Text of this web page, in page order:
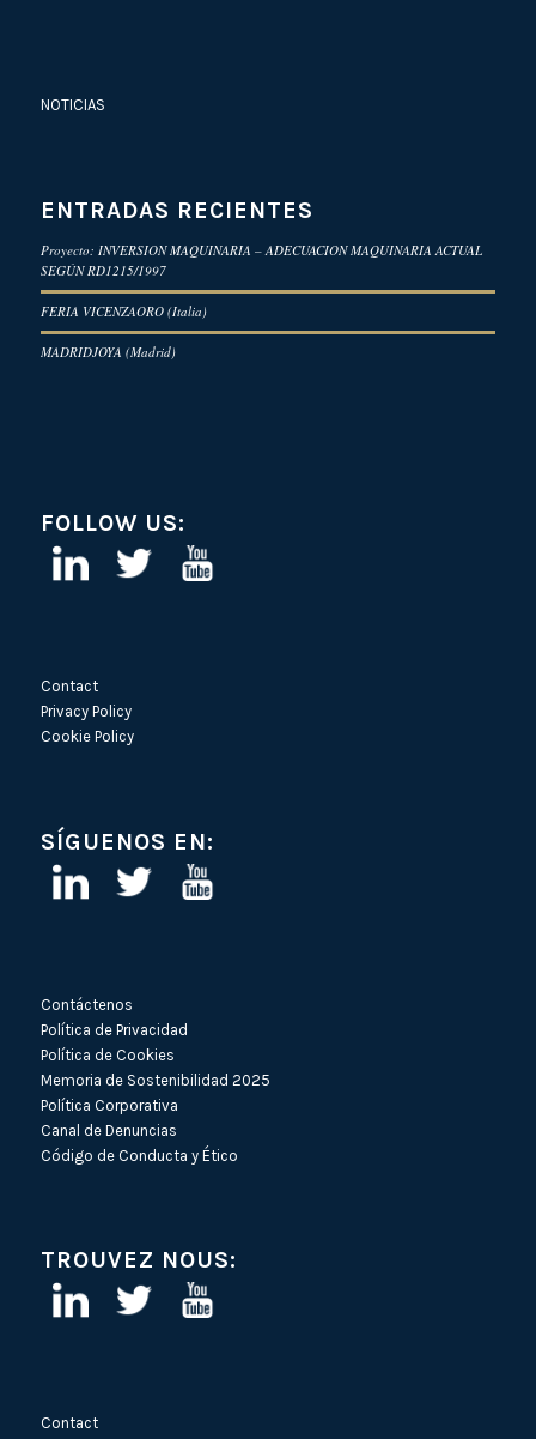
NOTICIAS
ENTRADAS RECIENTES
Proyecto: INVERSION MAQUINARIA – ADECUACION MAQUINARIA ACTUAL
SEGÚN RD1215/1997
FERIA VICENZAORO (Italia)
MADRIDJOYA (Madrid)
FOLLOW US:
Contact
Privacy Policy
Cookie Policy
SÍGUENOS EN:
Contáctenos
Política de Privacidad
Política de Cookies
Memoria de Sostenibilidad 2025
Política Corporativa
Canal de Denuncias
Código de Conducta y Ético
TROUVEZ NOUS:
Contact